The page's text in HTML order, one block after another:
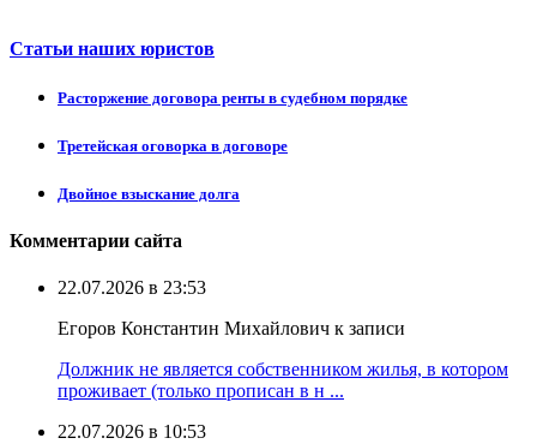
Статьи наших юристов
Расторжение договора ренты в судебном порядке
Третейская оговорка в договоре
Двойное взыскание долга
Комментарии сайта
22.07.2026 в 23:53
Егоров Константин Михайлович к записи
Должник не является собственником жилья, в котором
проживает (только прописан в н ...
22.07.2026 в 10:53